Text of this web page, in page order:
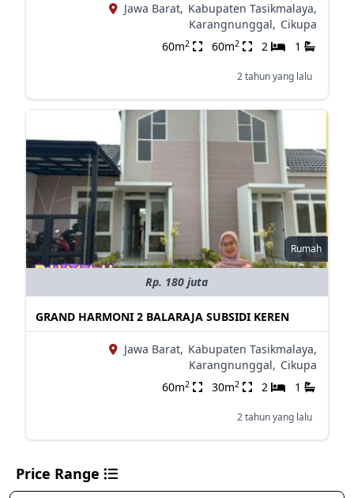
Jawa Barat, Kabupaten Tasikmalaya,
Karangnunggal, Cikupa
60m2 60m2 2 1
2 tahun yang lalu
Rumah
Rp. 180 juta
GRAND HARMONI 2 BALARAJA SUBSIDI KEREN
Jawa Barat, Kabupaten Tasikmalaya,
Karangnunggal, Cikupa
60m2 30m2 2 1
2 tahun yang lalu
Price Range